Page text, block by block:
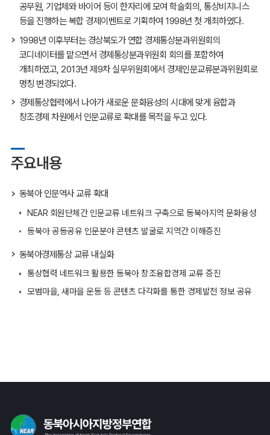
공무원, 기업체와 바이어 등이 한자리에 모여 학술회의, 통상비지니스
등을 진행하는 복합 경제이벤트로 기획하여 1998년 첫 개최하였다.
1998년 이후부터는 경상북도가 연합 경제통상분과위원회의
코디네이터를 맡으면서 경제통상분과위원회 회의를 포함하여
개최하였고, 2013년 제9차 실무위원회에서 경제인문교류분과위원회로
명칭 변경되었다.
경제통상협력에서 나아가 새로운 문화융성의 시대에 맞게 융합과
창조경제 차원에서 인문교류로 확대를 목적을 두고 있다.
주요내용
동북아 인문역사 교류 확대
NEAR 회원단체간 인문교류 네트워크 구축으로 동북아지역 문화융성
동북아 공동공유 인문분야 콘텐츠 발굴로 지역간 이해증진
동북아경제통상 교류 내실화
통상협력 네트워크 활용한 동북아 창조융합경제 교류 증진
모범마을, 새마을 운동 등 콘텐츠 다각화를 통한 경제발전 정보 공유